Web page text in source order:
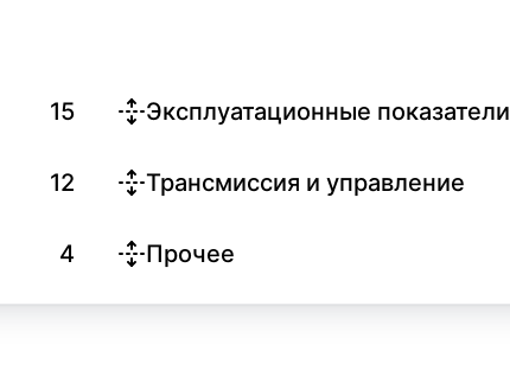
15 Эксплуатационные показатели
12 Трансмиссия и управление
4 Прочее